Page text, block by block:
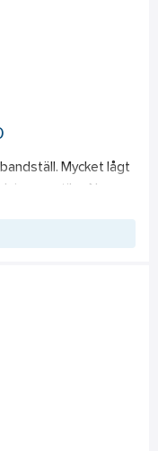
Mycket lågt
Ny